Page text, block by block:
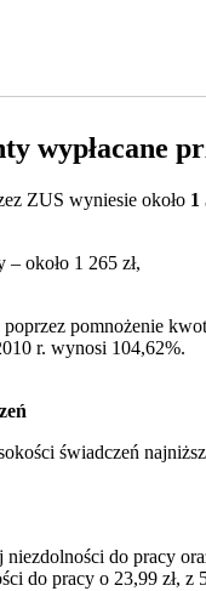
wypłacane
ZUS wyniesie około 1
– około 1 265 zł,
pomnożenie
r. wynosi 104,62%.
świadczeń
do pracy
do pracy o 23,99 zł, z